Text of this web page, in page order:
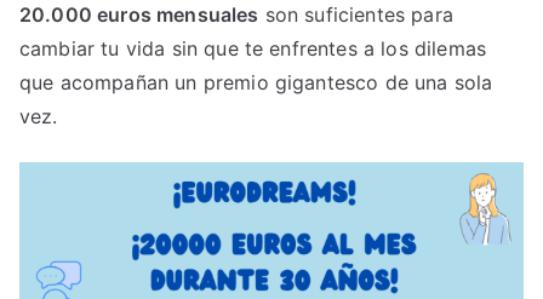
20.000 euros mensuales son suficientes para
cambiar tu vida sin que te enfrentes a los dilemas
que acompañan un premio gigantesco de una sola
vez.